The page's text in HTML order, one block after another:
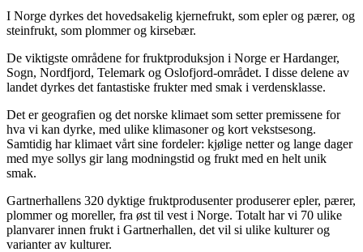
I Norge dyrkes det hovedsakelig kjernefrukt, som epler og pærer, og
steinfrukt, som plommer og kirsebær.
De viktigste områdene for fruktproduksjon i Norge er Hardanger,
Sogn, Nordfjord, Telemark og Oslofjord-området. I disse delene av
landet dyrkes det fantastiske frukter med smak i verdensklasse.
Det er geografien og det norske klimaet som setter premissene for
hva vi kan dyrke, med ulike klimasoner og kort vekstsesong.
Samtidig har klimaet vårt sine fordeler: kjølige netter og lange dager
med mye sollys gir lang modningstid og frukt med en helt unik
smak.
Gartnerhallens 320 dyktige fruktprodusenter produserer epler, pærer,
plommer og moreller, fra øst til vest i Norge. Totalt har vi 70 ulike
planvarer innen frukt i Gartnerhallen, det vil si ulike kulturer og
varianter av kulturer.